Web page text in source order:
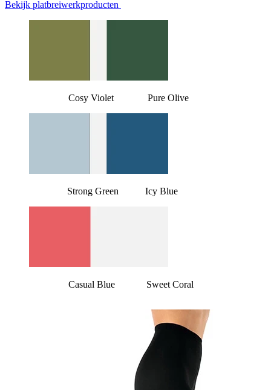
Bekijk platbreiwerkproducten
Cosy Violet Pure Olive
Strong Green Icy Blue
Casual Blue Sweet Coral